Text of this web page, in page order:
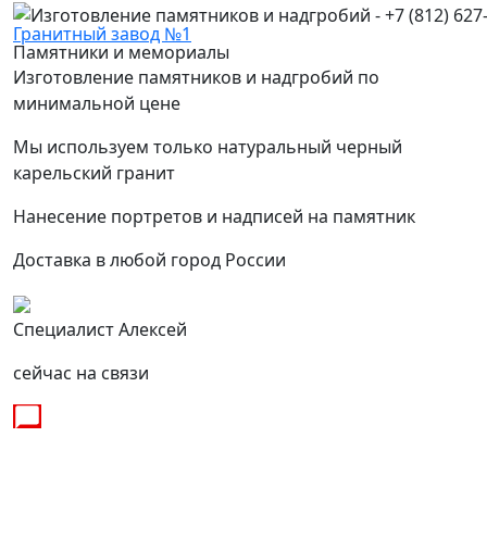
Гранитный завод №1
Памятники и мемориалы
Изготовление памятников и надгробий по
минимальной цене
Мы используем только натуральный черный
карельский гранит
Нанесение портретов и надписей на памятник
Доставка в любой город России
Специалист Алексей
сейчас на связи